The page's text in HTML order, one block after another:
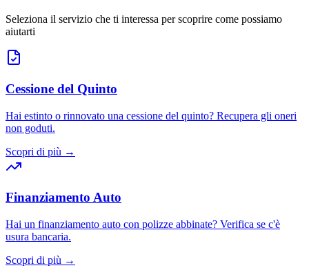
Seleziona il servizio che ti interessa per scoprire come possiamo
aiutarti
Cessione del Quinto
Hai estinto o rinnovato una cessione del quinto? Recupera gli oneri
non goduti.
Scopri di più →
Finanziamento Auto
Hai un finanziamento auto con polizze abbinate? Verifica se c'è
usura bancaria.
Scopri di più →